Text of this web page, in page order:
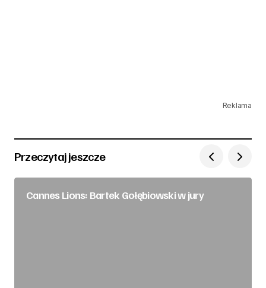
Reklama
Przeczytaj jeszcze
Cannes Lions: Bartek Gołębiowski w jury